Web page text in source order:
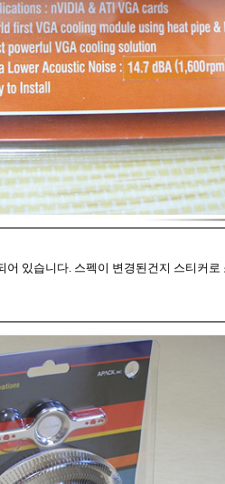
어 있습니다. 스펙이 변경된건지 스티커로